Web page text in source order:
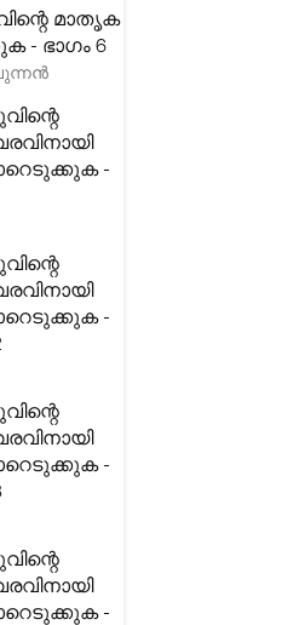
മാതൃക
- ഭാഗം 6
-
-
-
-